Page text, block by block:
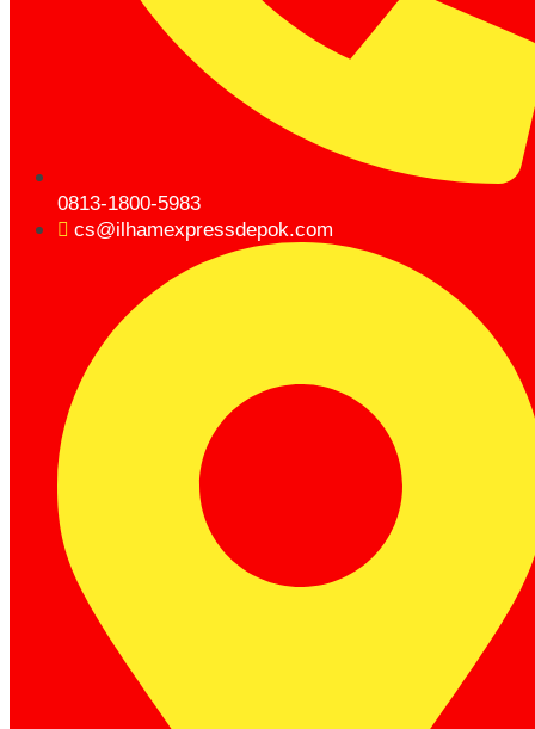
0813-1800-5983
cs@ilhamexpressdepok.com